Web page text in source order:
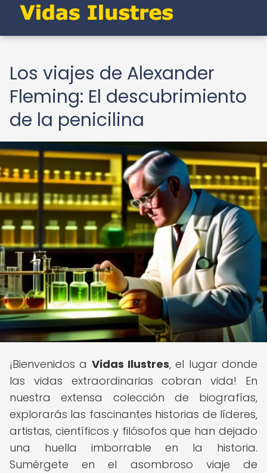
Los viajes de Alexander
Fleming: El descubrimiento
de la penicilina
¡Bienvenidos a Vidas Ilustres, el lugar donde
las vidas extraordinarias cobran vida! En
nuestra extensa colección de biografías,
explorarás las fascinantes historias de líderes,
artistas, científicos y filósofos que han dejado
una huella imborrable en la historia.
Sumérgete en el asombroso viaje de